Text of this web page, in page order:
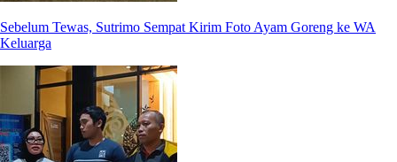
Sebelum Tewas, Sutrimo Sempat Kirim Foto Ayam Goreng ke WA
Keluarga